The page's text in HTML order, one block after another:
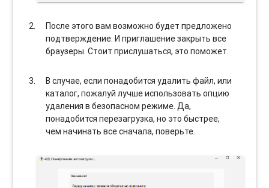
После этого вам возможно будет предложено
подтверждение. И приглашение закрыть все
браузеры. Стоит прислушаться, это поможет.
В случае, если понадобится удалить файл, или
каталог, пожалуй лучше использовать опцию
удаления в безопасном режиме. Да,
понадобится перезагрузка, но это быстрее,
чем начинать все сначала, поверьте.